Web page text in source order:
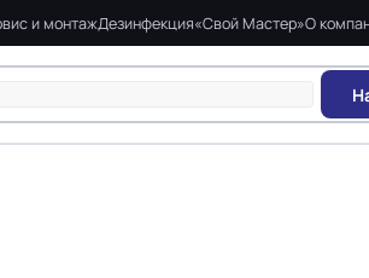
и монтажДезинфекция«Свой Мастер»О